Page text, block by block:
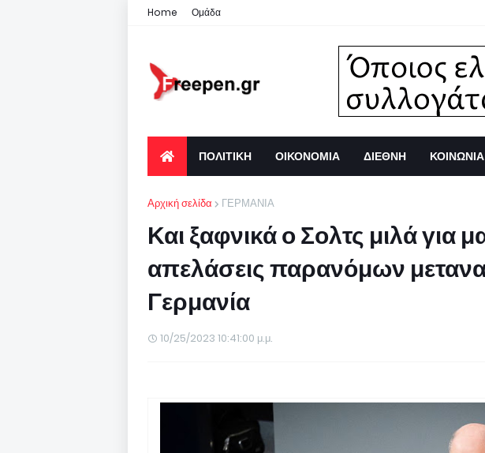
Home Ομάδα
ΠΟΛΙΤΙΚΗ ΟΙΚΟΝΟΜΙΑ ΔΙΕΘΝΗ ΚΟΙΝΩΝΙΑ
Αρχική σελίδα ΓΕΡΜΑΝΙΑ
Και ξαφνικά ο Σολτς μιλά για
απελάσεις παρανόμων
Γερμανία
10/25/2023 10:41:00 μ.μ.